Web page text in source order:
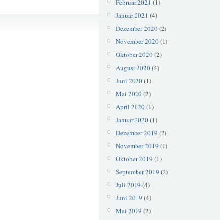
Februar 2021 (1)
Januar 2021 (4)
Dezember 2020(2)
November 2020(1)
Oktober 2020(2)
August 2020(4)
Juni 2020(1)
Mai 2020(2)
April 2020(1)
Januar 2020(1)
Dezember 2019 (2)
November 2019 (1)
Oktober 2019 (1)
September 2019 (2)
Juli 2019 (4)
Juni 2019 (4)
Mai 2019 (2)